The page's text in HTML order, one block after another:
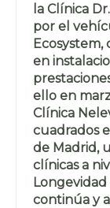
la Clínica
por el
en
ello en
Clínica
cuadrados
de Madrid,
clínicas a
continúa y